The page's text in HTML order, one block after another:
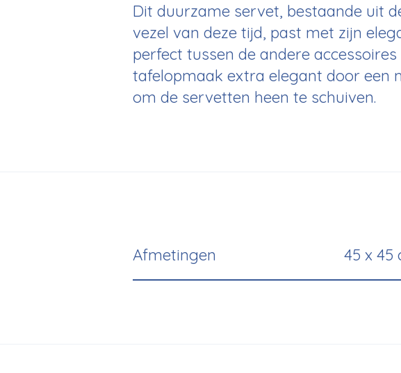
Dit duurzame servet, bestaande uit
vezel van deze tijd, past met zijn
perfect tussen de andere
tafelopmaak extra elegant door een
om de servetten heen te schuiven.
Afmetingen 45 x 45